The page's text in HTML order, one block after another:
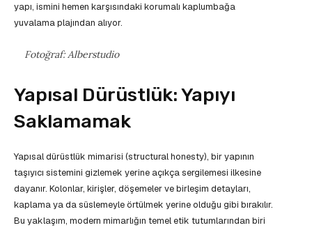
yapı, ismini hemen karşısındaki korumalı kaplumbağa
yuvalama plajından alıyor.
Fotoğraf: Alberstudio
Yapısal Dürüstlük: Yapıyı
Saklamamak
Yapısal dürüstlük mimarisi (structural honesty), bir yapının
taşıyıcı sistemini gizlemek yerine açıkça sergilemesi ilkesine
dayanır. Kolonlar, kirişler, döşemeler ve birleşim detayları,
kaplama ya da süslemeyle örtülmek yerine olduğu gibi bırakılır.
Bu yaklaşım, modern mimarlığın temel etik tutumlarından biri